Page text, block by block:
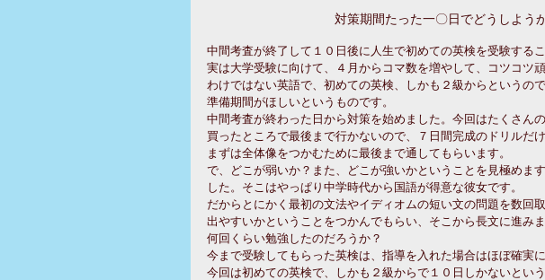
対策期間たった一〇日でどうしよう
中間考査が終了して１０日後に人生で初めての英検を受験する
実は大学受験に向けて、４月からコマ数を増やして、コツコツ
わけではない英語で、初めての英検、しかも２級からというの
準備期間がほしいというものです。
中間考査が終わった日から対策を始めました。今回はたくさん
買ったところで最後まで行かないので、７日間完成のドリルだけ
まずは全体像をつかむために最後まで通してもらいます。
で、どこが弱いか？また、どこが強いかということを見極めま
した。そこはやっぱり中学時代から国語が得意な彼女です。
だからとにかく最初の文法やイディオムの短い文の問題を数回
出やすいかということをつかんでもらい、そこから長文に進みま
何回くらい勉強したのだろうか？
今まで受験してもらった英検は、指導を入れた場合はほぼ確実
今回は初めての英検で、しかも２級からで１０日しかないとい